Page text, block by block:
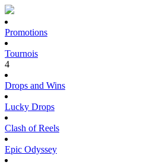
Promotions
Tournois
4
Drops and Wins
Lucky Drops
Clash of Reels
Epic Odyssey